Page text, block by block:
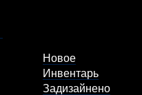
Новое
Инвентарь
Задизайнено